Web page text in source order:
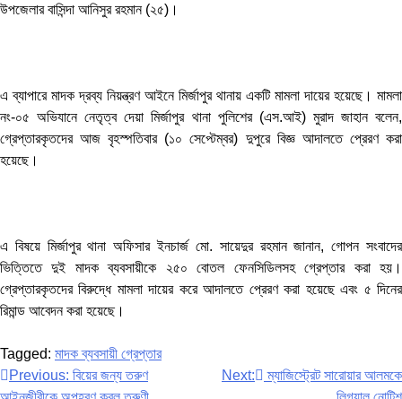
উপজেলার বাসিন্দা আনিসুর রহমান (২৫)।
এ ব্যাপারে মাদক দ্রব্য নিয়ন্ত্রণ আইনে মির্জাপুর থানায় একটি মামলা দায়ের হয়েছে। মামলা
নং-০৫ অভিযানে নেতৃত্ব দেয়া মির্জাপুর থানা পুলিশের (এস.আই) মুরাদ জাহান বলেন,
গ্রেপ্তারকৃতদের আজ বৃহস্পতিবার (১০ সেপ্টেম্বর) দুপুরে বিজ্ঞ আদালতে প্রেরণ করা
হয়েছে।
এ বিষয়ে মির্জাপুর থানা অফিসার ইনচার্জ মো. সায়েদুর রহমান জানান, গোপন সংবাদের
ভিত্তিতে দুই মাদক ব্যবসায়ীকে ২৫০ বোতল ফেনসিডিলসহ গ্রেপ্তার করা হয়।
গ্রেপ্তারকৃতদের বিরুদ্ধে মামলা দায়ের করে আদালতে প্রেরণ করা হয়েছে এবং ৫ দিনের
রিমান্ড আবেদন করা হয়েছে।
Tagged: মাদক ব্যবসায়ী গ্রেপ্তার
Post
Previous: বিয়ের জন্য তরুণ
Next:
ম্যাজিস্ট্রেট সারোয়ার আলমকে